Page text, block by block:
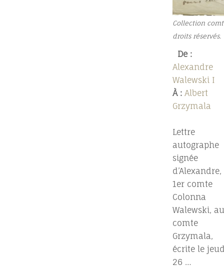
Collection
droits réservés.
De :
Alexandre
Walewski I
À : Albert
Grzymala
Lettre
autographe
signée
d’Alexandre,
1er comte
Colonna
Walewski, au
comte
Grzymala,
écrite le
26 …